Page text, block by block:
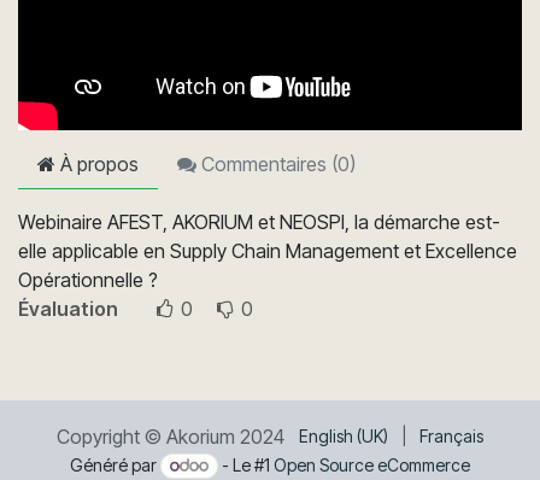
À propos Commentaires (0)
Webinaire AFEST, AKORIUM et NEOSPI, la démarche est-
elle applicable en Supply Chain Management et Excellence
Opérationnelle ?
Évaluation
0 0
Copyright © Akorium 2024 English (UK)
Français
Généré par
- Le #1Open Source eCommerce